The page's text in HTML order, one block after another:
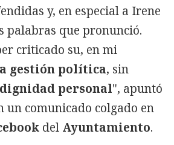
y, en especial a Irene
palabras que pronunció.
criticado su, en mi
gestión política, sin
dignidad personal", apuntó
un comunicado colgado en
del Ayuntamiento.